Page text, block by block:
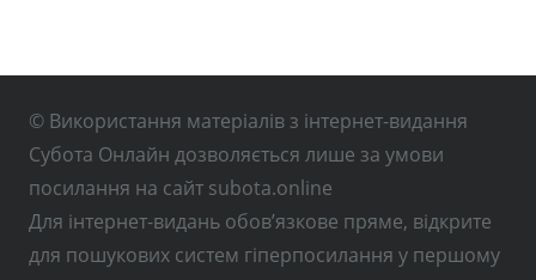
© Використання матеріалів з інтернет-видання
Субота Онлайн дозволяється лише за умови
посилання на сайт subota.online
Для інтернет-видань обов’язкове пряме, відкрите
для пошукових систем гіперпосилання у першому